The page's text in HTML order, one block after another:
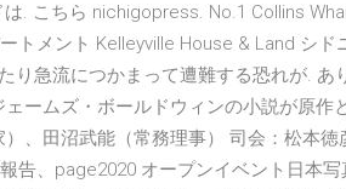
. こちら nichigopress. No.1 Collins
トメント Kelleyville House & Land シド
り急流につかまって遭難する恐れが. あ
ームズ・ボールドウィンの小説が原作
、田沼武能（常務理事） 司会：松本徳
告、page2020 オープンイベント日本